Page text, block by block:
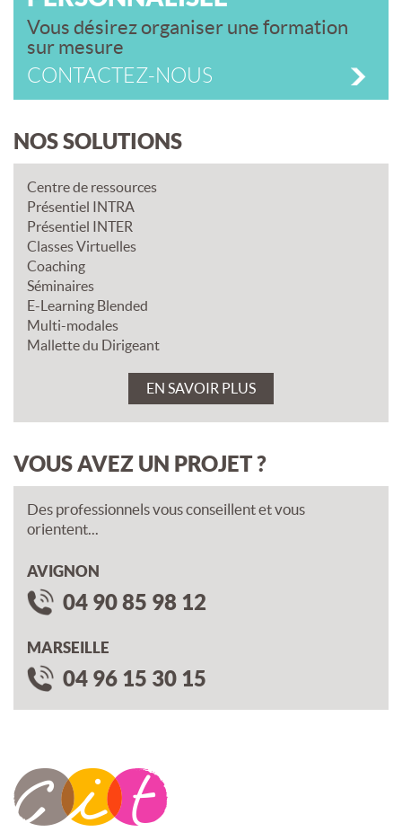
Vous désirez organiser une formation
sur mesure
CONTACTEZ-NOUS
NOS SOLUTIONS
Centre de ressources
Présentiel INTRA
Présentiel INTER
Classes Virtuelles
Coaching
Séminaires
E-Learning Blended
Multi-modales
Mallette du Dirigeant
EN SAVOIR PLUS
VOUS AVEZ UN PROJET ?
Des professionnels vous conseillent et vous
orientent...
AVIGNON
04 90 85 98 12
MARSEILLE
04 96 15 30 15